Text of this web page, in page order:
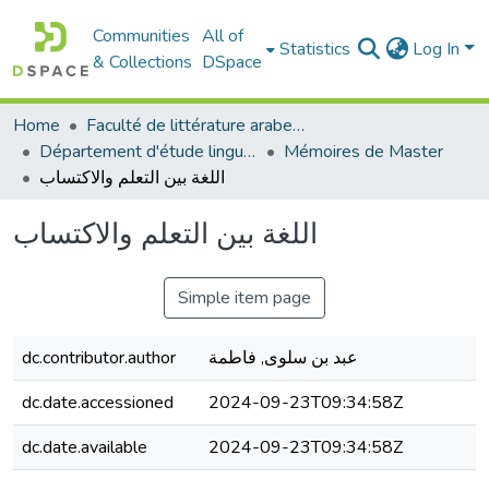
Communities
& Collections
All of
DSpace
Statistics Log In
Home
Faculté de littérature arabe et des arts
Département d'étude linguistique
Mémoires de Master
اللغة بين التعلم والاكتساب
اللغة بين التعلم والاكتساب
Simple item page
dc.contributor.author
عبد بن سلوى, فاطمة
dc.date.accessioned
2024-09-23T09:34:58Z
dc.date.available
2024-09-23T09:34:58Z